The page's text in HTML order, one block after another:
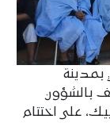
بمدينة
بالشؤون
على اختتام